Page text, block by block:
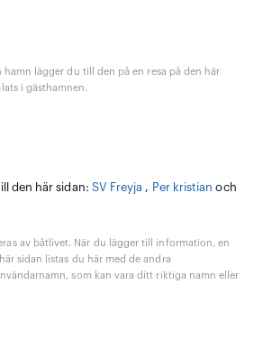
hamn lägger du till den på en resa på den här
i gästhamnen.
den här sidan: SV Freyja , Per kristian och
av båtlivet. När du lägger till information, en
sidan listas du här med de andra
som kan vara ditt riktiga namn eller